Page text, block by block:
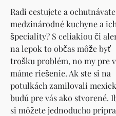
Radi cestujete a ochutnávate
medzinárodné kuchyne a ich
špeciality? S celiakiou či
na lepok to občas môže byť
trošku problém, no my pre
máme riešenie. Ak ste si na
potulkách zamilovali
budú pre vás ako stvorené.
si môžete jednoducho